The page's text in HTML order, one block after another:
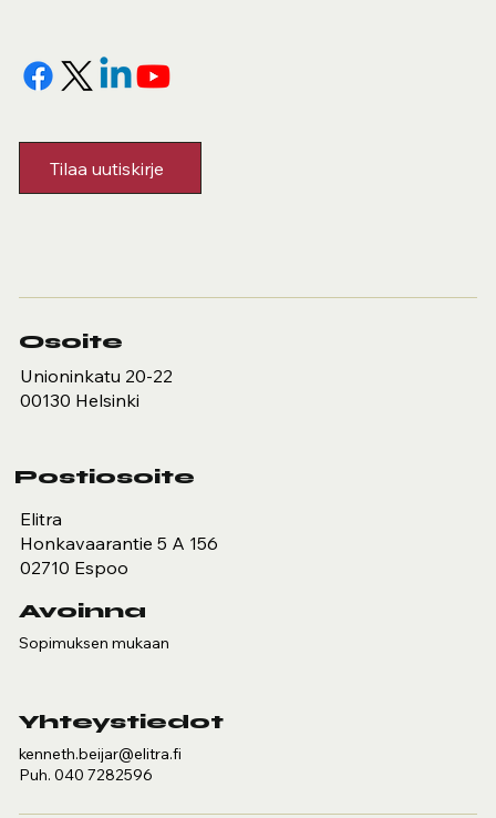
Tilaa uutiskirje
Osoite
Unioninkatu 20-22
00130 Helsinki
Postiosoite
Elitra
Honkavaarantie 5 A 156
02710 Espoo
Avoinna
Sopimuksen mukaan
Yhteystiedot
kenneth.beijar@elitra.fi
Puh. 040 7282596